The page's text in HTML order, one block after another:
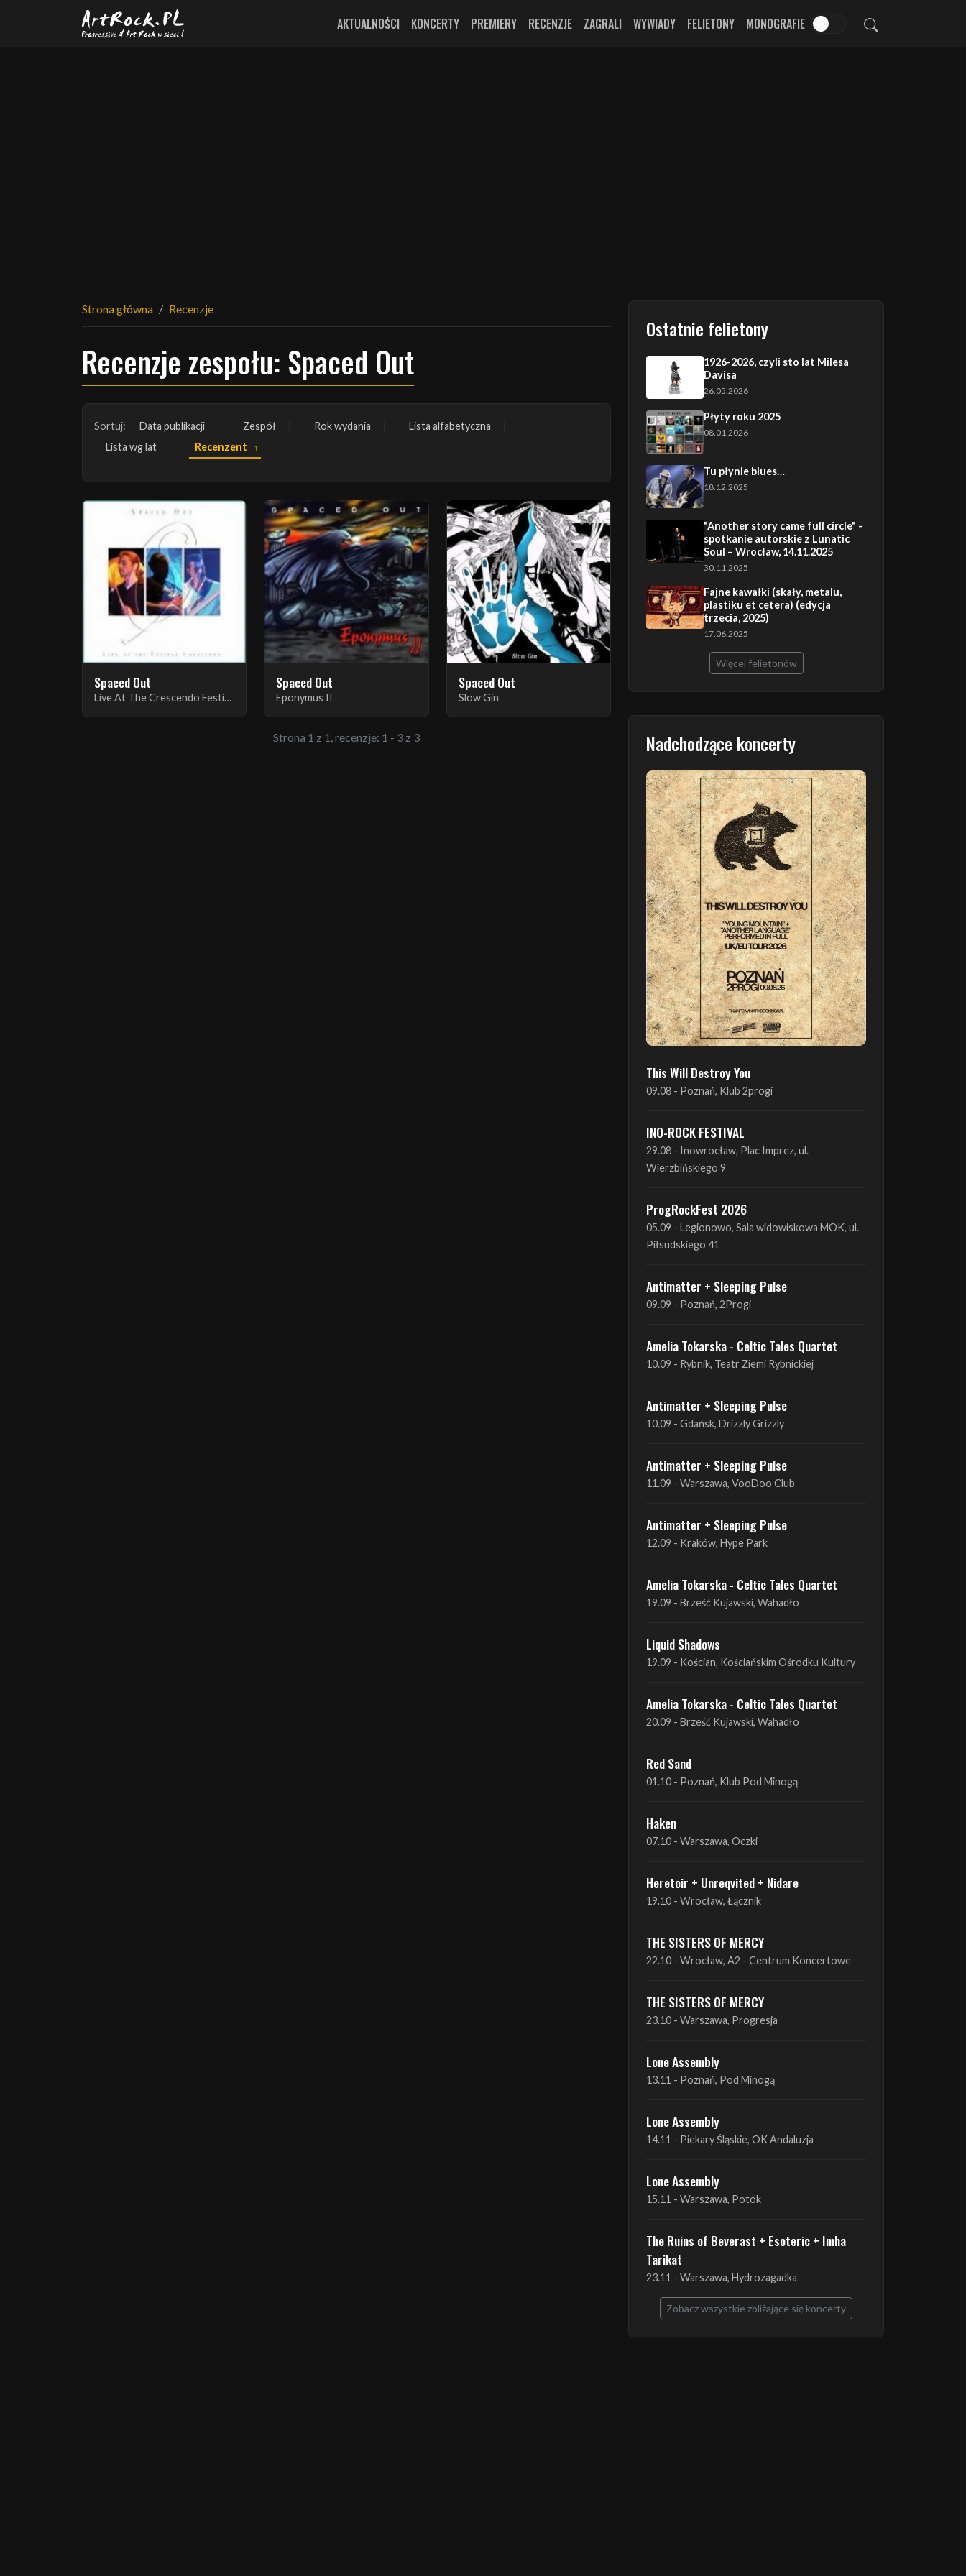
Przejdź do treści głównej
AKTUALNOŚCI KONCERTY PREMIERY RECENZJE ZAGRALI WYWIADY FELIETONY MONOGRAFIE
Strona główna Recenzje
Recenzje zespołu: Spaced Out
Sortuj: Data publikacji Zespół Rok wydania
Lista alfabetyczna
Lista wg lat
Recenzent
Spaced Out
Live At The Crescendo Festival
Spaced Out
Eponymus II
Spaced Out
Slow Gin
Strona 1 z 1, recenzje: 1 - 3 z 3
Ostatnie felietony
1926-2026, czyli sto lat Milesa
Davisa
26.05.2026
Płyty roku 2025
08.01.2026
Tu płynie blues…
18.12.2025
"Another story came full circle" -
spotkanie autorskie z Lunatic
Soul – Wrocław, 14.11.2025
30.11.2025
Fajne kawałki (skały, metalu,
plastiku et cetera) (edycja
trzecia, 2025)
17.06.2025
Więcej felietonów
Nadchodzące koncerty
Poprzedni Następny
09.08 - Poznań, Klub 2progi
INO-ROCK FESTIVAL
Wierzbińskiego 9
ProgRockFest 2026
Piłsudskiego 41
09.09 - Poznań, 2Progi
10.09 - Rybnik, Teatr Ziemi Rybnickiej
10.09 - Gdańsk, Drizzly Grizzly
11.09 - Warszawa, VooDoo Club
12.09 - Kraków, Hype Park
19.09 - Brześć Kujawski, Wahadło
19.09 - Kościan, Kościańskim Ośrodku Kultury
20.09 - Brześć Kujawski, Wahadło
01.10 - Poznań, Klub Pod Minogą
07.10 - Warszawa, Oczki
19.10 - Wrocław, Łącznik
22.10 - Wrocław, A2 - Centrum Koncertowe
23.10 - Warszawa, Progresja
13.11 - Poznań, Pod Minogą
14.11 - Piekary Śląskie, OK Andaluzja
15.11 - Warszawa, Potok
The Ruins of Beverast + Esoteric + Imha
Tarikat
23.11 - Warszawa, Hydrozagadka